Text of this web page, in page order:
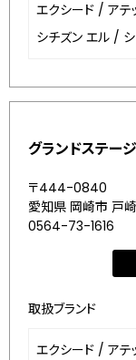
エクシード / アテ
シチズン エル /
グランドステー
〒444-0840
愛知県 岡崎市 戸
0564-73-1616
取扱ブランド
エクシード / アテ